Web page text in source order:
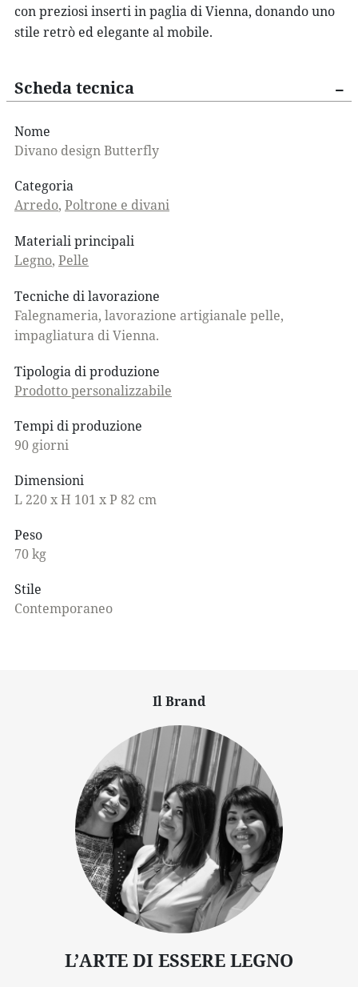
con preziosiinserti in paglia di Vienna, donando uno
stile retrò ed elegante al mobile.
Scheda tecnica
Nome
Divano design Butterfly
Categoria
Arredo, Poltrone e divani
Materiali principali
Legno, Pelle
Tecniche di lavorazione
Falegnameria, lavorazione artigianale pelle,
impagliatura di Vienna.
Tipologia di produzione
Prodotto personalizzabile
Tempi di produzione
90 giorni
Dimensioni
L 220 x H 101 x P 82 cm
Peso
70 kg
Stile
Contemporaneo
Il Brand
L’ARTE DI ESSERE LEGNO